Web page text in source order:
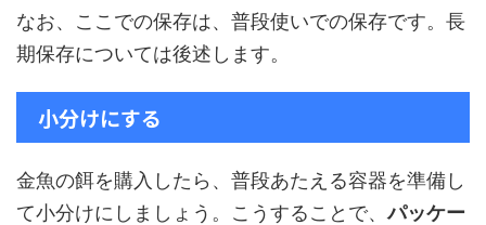
なお、ここでの保存は、普段使いでの保存です。長
期保存については後述します。
小分けにする
金魚の餌を購入したら、普段あたえる容器を準備し
て小分けにしましょう。こうすることで、パッケー